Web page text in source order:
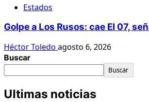
Estados
Golpe a Los Rusos: cae El 07,
Héctor Toledo agosto 6, 2026
Buscar
Buscar
Ultimas noticias